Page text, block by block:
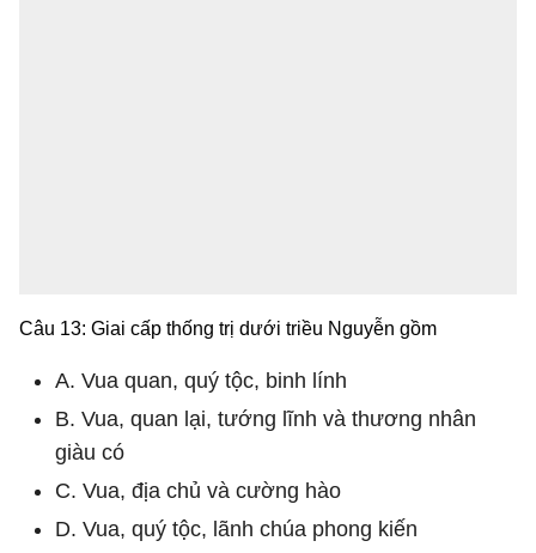
Câu 13: Giai cấp thống trị dưới triều Nguyễn gồm
A. Vua quan, quý tộc, binh lính
B. Vua, quan lại, tướng lĩnh và thương nhân
giàu có
C. Vua, địa chủ và cường hào
D. Vua, quý tộc, lãnh chúa phong kiến